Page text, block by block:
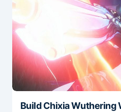
Build Chixia Wuthering